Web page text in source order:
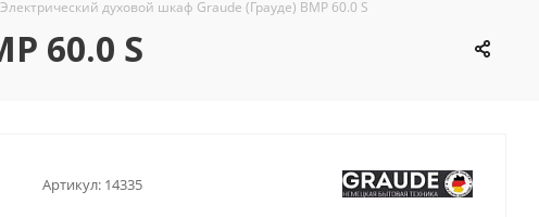
Электрический духовой шкаф Graude (Грауде) BMP 60.0 S
60.0 S
Артикул: 14335